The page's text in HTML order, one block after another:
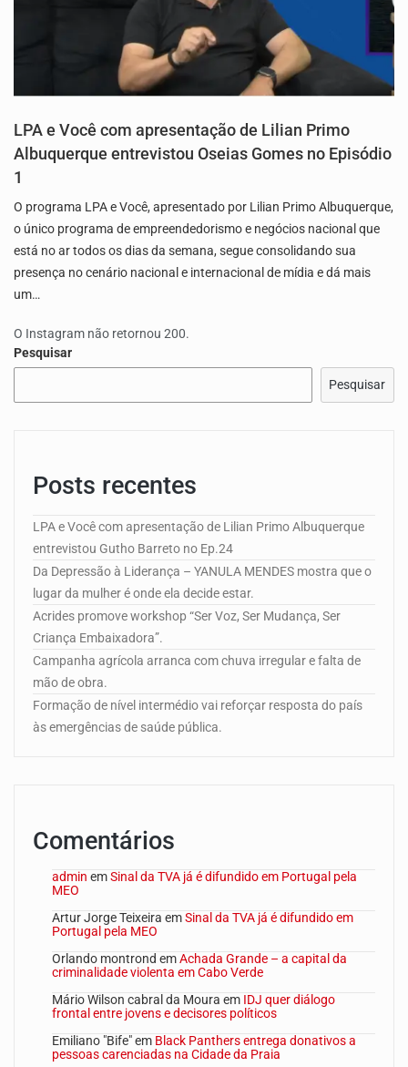
LPA e Você com apresentação de Lilian Primo
Albuquerque entrevistou Oseias Gomes no Episódio
1
O programa LPA e Você, apresentado por Lilian Primo Albuquerque,
o único programa de empreendedorismo e negócios nacional que
está no ar todos os dias da semana, segue consolidando sua
presença no cenário nacional e internacional de mídia e dá mais
um…
O Instagram não retornou 200.
Pesquisar
Pesquisar
Posts recentes
LPA e Você com apresentação de Lilian Primo Albuquerque
entrevistou Gutho Barreto no Ep.24
Da Depressão à Liderança – YANULA MENDES mostra que o
lugar da mulher é onde ela decide estar.
Acrides promove workshop “Ser Voz, Ser Mudança, Ser
Criança Embaixadora”.
Campanha agrícola arranca com chuva irregular e falta de
mão de obra.
Formação de nível intermédio vai reforçar resposta do país
às emergências de saúde pública.
Comentários
admin emSinal da TVA já é difundido em Portugal pela
MEO
Artur Jorge Teixeira emSinal da TVA já é difundido em
Portugal pela MEO
Orlando montrond emAchada Grande – a capital da
criminalidade violenta em Cabo Verde
Mário Wilson cabral da Moura em IDJ quer diálogo
frontal entre jovens e decisores políticos
Emiliano "Bife"em Black Panthers entrega donativos a
pessoas carenciadas na Cidade da Praia